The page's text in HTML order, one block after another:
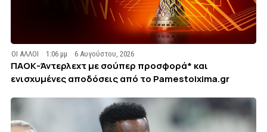
ΟΙ ΑΛΛΟΙ 1:06 μμ 6 Αυγούστου, 2026
ΠΑΟΚ-Άντερλεχτ με σούπερ προσφορά* και
ενισχυμένες αποδόσεις από το Pamestoixima.gr